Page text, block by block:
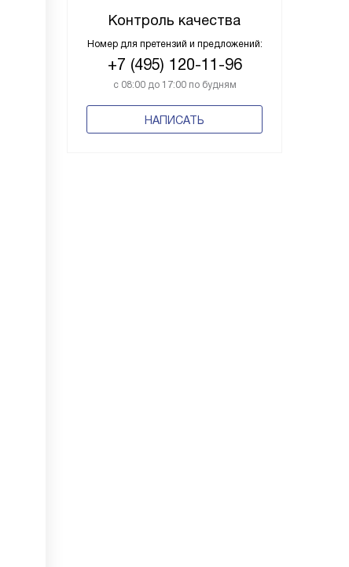
Контроль качества
Номер для претензий и предложений:
+7 (495) 120-11-96
с 08:00 до 17:00 по будням
НАПИСАТЬ